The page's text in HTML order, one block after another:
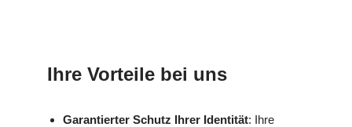
Ihre Vorteile bei uns
Garantierter Schutz Ihrer Identität: Ihre